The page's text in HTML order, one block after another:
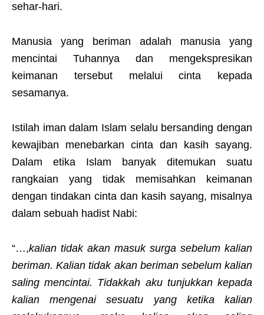
sehar-hari.
Manusia yang beriman adalah manusia yang
mencintai Tuhannya dan mengekspresikan
keimanan tersebut melalui cinta kepada
sesamanya.
Istilah iman dalam Islam selalu bersanding dengan
kewajiban menebarkan cinta dan kasih sayang.
Dalam etika Islam banyak ditemukan suatu
rangkaian yang tidak memisahkan keimanan
dengan tindakan cinta dan kasih sayang, misalnya
dalam sebuah hadist Nabi:
“…,kalian tidak akan masuk surga sebelum kalian
beriman. Kalian tidak akan beriman sebelum kalian
saling mencintai. Tidakkah aku tunjukkan kepada
kalian mengenai sesuatu yang ketika kalian